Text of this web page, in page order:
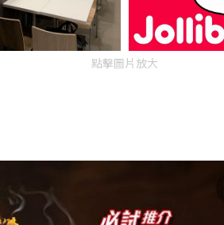
點擊圖片放大